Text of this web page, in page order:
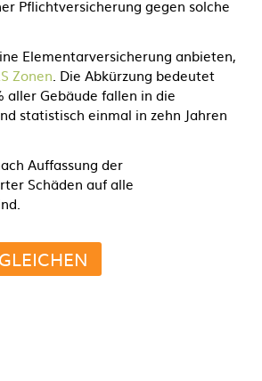
Pflichtversicherung gegen solche
Elementarversicherung anbieten,
Zonen. Die Abkürzung bedeutet
aller Gebäude fallen in die
statistisch einmal in zehn Jahren
Auffassung der
Schäden auf alle